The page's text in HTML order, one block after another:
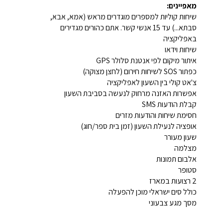
מאפיינים:
שיחות קוליות למספרים מוגדרים מראש (אמא, אבא,
סבתא...) עד 15 אנשי קשר. אתם כהורים מגדירים
באפליקציה
שיחות וידאו
איתור מיקום לפי אנטנת סלולר GPS
כפתור SOS לשיחות חירום (לחצן מצוקה)
צ'אט קולי בין השעון לאפליקציה
אפשרות האזנה מרחוק לנעשה בסביבת השעון
קבלת הודעות SMS
חסימת שיחות והודעות מזרים
אופציה לנעילת השעון (זמן בית ספר/חוג)
שעון מעורר
מצלמה
אלבום תמונות
סטופר
2 רצועות במארז
כולל סים ישראלי מוכן להפעלה
מסך מגע צבעוני